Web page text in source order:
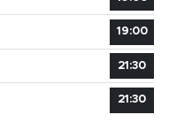
19:00
21:30
21:30